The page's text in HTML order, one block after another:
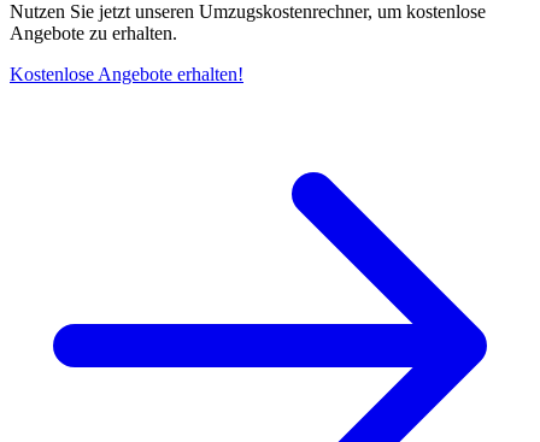
Nutzen Sie jetzt unseren Umzugskostenrechner, um kostenlose
Angebote zu erhalten.
Kostenlose Angebote erhalten!